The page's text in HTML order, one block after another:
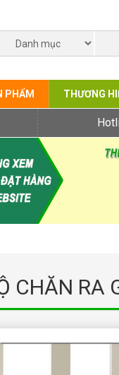
PHẨM THƯƠNG
CHĂN RA